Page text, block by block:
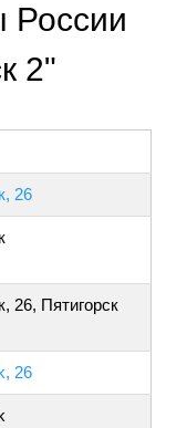
России
2"
26
26, Пятигорск
26